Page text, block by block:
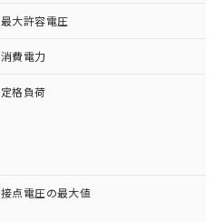
最大許容電圧
消費電力
定格負荷
接点電圧の最大値